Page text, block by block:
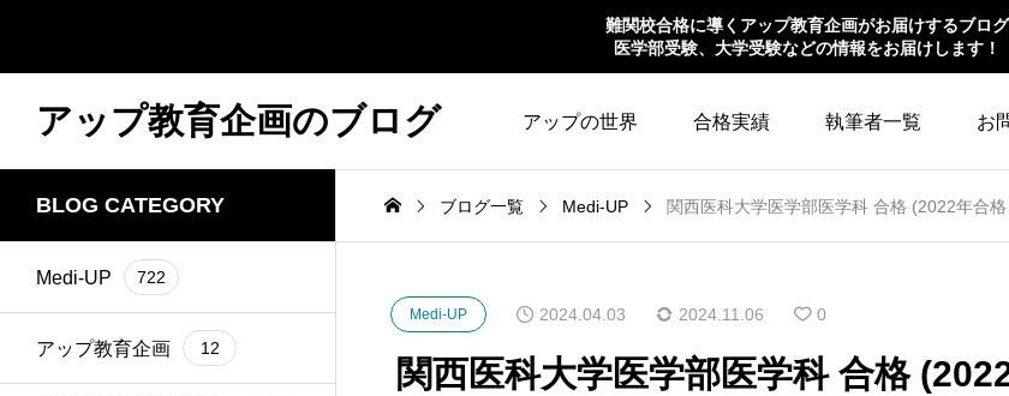
難関校合格に導くアップ教育企画がお届けするブログ
医学部受験、大学受験などの情報をお届けします！
アップ教育企画のブログ アップの世界 合格実績 執筆者一覧 お
BLOG CATEGORY
Medi-UP 722
アップ教育企画 12
ブログ一覧 Medi-UP 関西医科大学医学部医学科 合格 (2022年合
Medi-UP 2024.04.03 2024.11.06 0
関西医科大学医学部医学科 合格